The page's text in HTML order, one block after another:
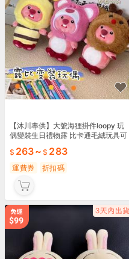
【沐川專供】大號海狸掛件loopy 玩
偶變裝生日禮物露 比卡通毛絨玩具可
263~ 283
運費券 折扣碼